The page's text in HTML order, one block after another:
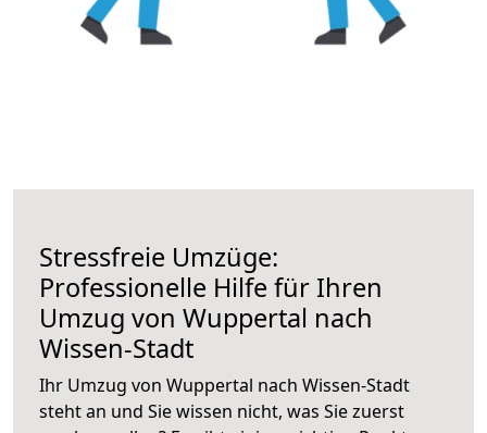
Stressfreie Umzüge:
Professionelle Hilfe für Ihren
Umzug von Wuppertal nach
Wissen-Stadt
Ihr Umzug von Wuppertal nach Wissen-Stadt
steht an und Sie wissen nicht, was Sie zuerst